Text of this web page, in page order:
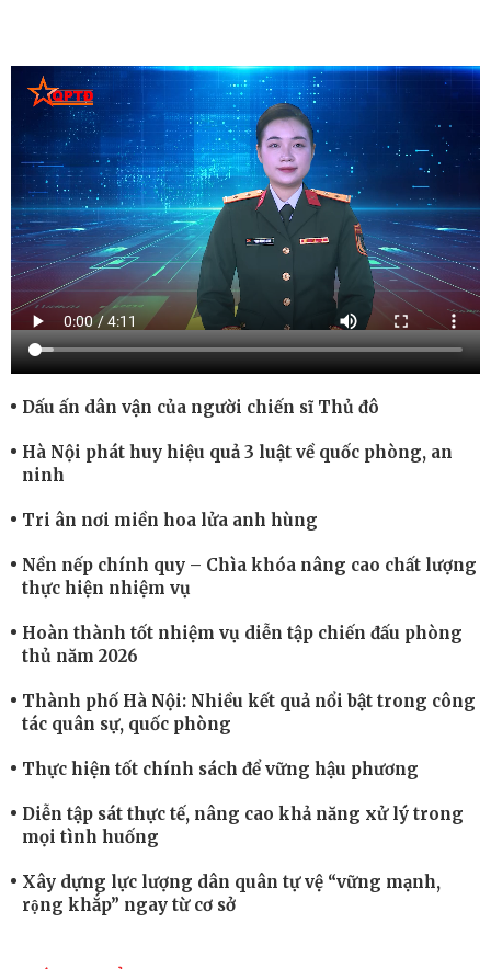
Dấu ấn dân vận của người chiến sĩ Thủ đô
Hà Nội phát huy hiệu quả 3 luật về quốc phòng, an
ninh
Tri ân nơi miền hoa lửa anh hùng
Nền nếp chính quy – Chìa khóa nâng cao chất lượng
thực hiện nhiệm vụ
Hoàn thành tốt nhiệm vụ diễn tập chiến đấu phòng
thủ năm 2026
Thành phố Hà Nội: Nhiều kết quả nổi bật trong công
tác quân sự, quốc phòng
Thực hiện tốt chính sách để vững hậu phương
Diễn tập sát thực tế, nâng cao khả năng xử lý trong
mọi tình huống
Xây dựng lực lượng dân quân tự vệ “vững mạnh,
rộng khắp” ngay từ cơ sở